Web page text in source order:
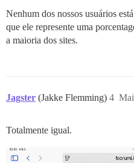
Nenhum dos nossos usuários
que ele represente uma
a maioria dos sites.
Jagster (Jakke Flemming) 4
Totalmente igual.